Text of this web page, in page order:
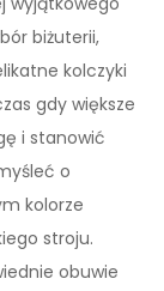
biżuterii,
kolczyki
gdy większe
i stanowić
o
kolorze
stroju.
obuwie